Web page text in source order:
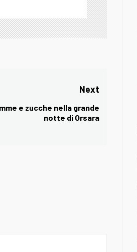
Next
Next
post:
e zucche nella grande
notte di Orsara